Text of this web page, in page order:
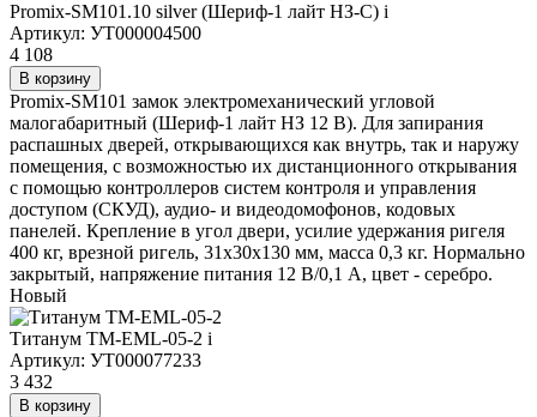
Promix-SM101.10 silver (Шериф-1 лайт НЗ-С) i
Артикул: УТ000004500
4 108
В корзину
Promix-SM101 замок электромеханический угловой
малогабаритный (Шериф-1 лайт НЗ 12 В). Для запирания
распашных дверей, открывающихся как внутрь, так и наружу
помещения, с возможностью их дистанционного открывания
с помощью контроллеров систем контроля и управления
доступом (СКУД), аудио- и видеодомофонов, кодовых
панелей. Крепление в угол двери, усилие удержания ригеля
400 кг, врезной ригель, 31х30х130 мм, масса 0,3 кг. Нормально
закрытый, напряжение питания 12 В/0,1 А, цвет - серебро.
Новый
Титанум TM-EML-05-2 i
Артикул: УТ000077233
3 432
В корзину